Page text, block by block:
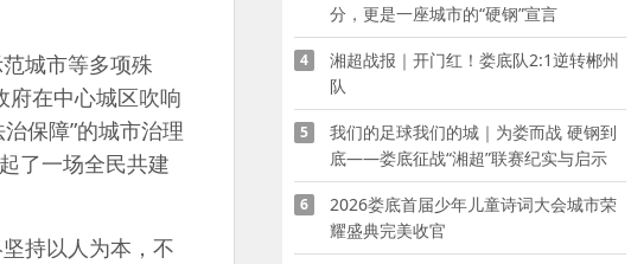
城市等多项殊
府在中心城区吹响
保障”的城市治理
了一场全民共建
持以人为本，不
分，更是一座城市的“硬钢”宣言
4
湘超战报｜开门红！娄底队2:1逆转郴州
队
5
我们的足球我们的城｜为娄而战 硬钢到
底——娄底征战“湘超”联赛纪实与启示
6
2026娄底首届少年儿童诗词大会城市荣
耀盛典完美收官